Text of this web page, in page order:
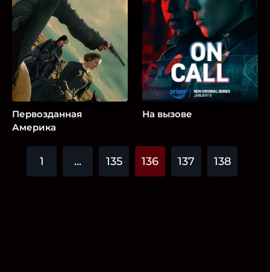
Первозданная
Америка
На вызове
1 ... 135 136 137 138